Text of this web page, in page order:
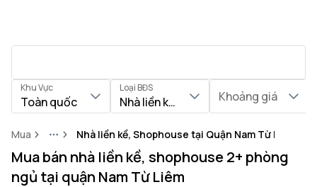
Khu Vực
Toàn quốc
Loại BĐS
Nhà liền kề, ShophouseKhoảng giá
Mua MoreNhà liền kề, Shophouse tại Quận Nam Từ Liêm
Mua bán nhà liền kề, shophouse 2+ phòng
ngủ tại quận Nam Từ Liêm